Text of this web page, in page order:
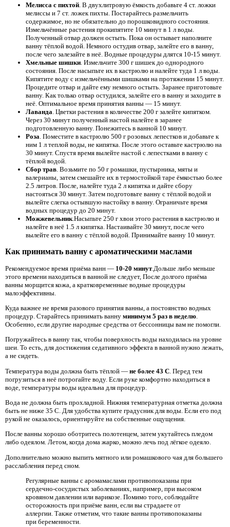
Мелисса с пихтой . В двухлитровую ёмкость добавьте 4 ст. ложки
мелиссы и 7 ст. ложек пихты. Постарайтесь размельчить
содержимое, но не обязательно до порошковидного состояния.
Измельчённые растения прокипятите 10 минут в 1 л воды.
Полученный отвар должен остыть. Пока он остывает наполните
ванну тёплой водой. Немного остудив отвар, залейте его в ванну,
после чего залезайте в неё. Водные процедуры длятся 10-15 минут.
Хмельные шишки . Измельчите 300 г шишек до однородного
состояния. После насыпьте их в кастрюлю и налейте туда 1 л воды.
Кипятите воду с измельчёнными шишками на протяжении 15 минут.
Процедите отвар и дайте ему немного остыть. Заранее приготовьте
ванну. Как только отвар остудился, залейте его в ванну и заходите в
неё. Оптимальное время принятия ванны — 15 минут.
Лаванда . Цветки растения в количестве 200 г залейте кипятком.
Через 30 минут полученный настой налейте в заранее
подготовленную ванну. Понежитесь в ванной 10 минут.
Роза . Поместите в кастрюлю 500 г розовых лепестков и добавьте к
ним 1 л теплой воды, не кипятка. После этого оставьте кастрюлю на
30 минут. Спустя время вылейте настой с лепестками в ванну с
тёплой водой.
Сбор трав . Возьмите по 50 г ромашки, пустырника, мяты и
валерианы, затем смешайте их в термостойкой таре ёмкостью более
2.5 литров. После, налейте туда 2 л кипятка и дайте сбору
настояться 30 минут. Затем подготовьте ванну с тёплой водой и
вылейте слегка остывшую настойку в ванну. Ограничьте время
водных процедур до 20 минут.
Можжевельник .Насыпьте 250 г хвои этого растения в кастрюлю и
налейте в неё 1.5 л кипятка. Настаивайте 30 минут, после чего
вылейте его в ванну с тёплой водой. Принимайте ванну 10 минут.
Как принимать ванну с ароматическими маслами
Рекомендуемое время приёма ванн — 10-20 минут.Дольше либо меньше
этого времени находиться в ванной не следует, После долгого приёма
ванны морщится кожа, а кратковременные водные процедуры
малоэффективны.
Куда важнее не время разового принятия ванны, а постоянство водных
процедур. Старайтесь принимать ванну минимум 5 раз в неделю.
Особенно, если другие народные средства от бессонницы вам не помогли.
Погружайтесь в ванну так, чтобы поверхность воды находилась на уровне
шеи. То есть, для достижения седативного эффекта в ванной нужно лежать,
а не сидеть.
Температура воды должна быть тёплой — не более 43 С . Перед тем
погрузиться в неё потрогайте воду. Если руке комфортно находиться в
воде, температуры воды идеальна для процедур.
Вода не должна быть прохладной. Нижняя температурная отметка должна
быть не ниже 35 С. Для удобства купите градусник для воды. Если его под
рукой не оказалось, ориентируйте на собственные ощущения.
После ванны хорошо оботритесь полотенцем, затем укутайтесь пледом
либо одеялом. Летом, когда дома жарко, можно лечь под лёгкое одеяло.
Дополнительно можно выпить мятного или ромашкового чая для большего
расслабления перед сном.
Регулярные ванны с аромамаслами противопоказаны при
сердечно-сосудистых заболеваниях, например, при высоком
кровяном давлении или варикозе. Помимо того, соблюдайте
осторожность при приёме ванн, если вы страдаете от
аллергии. Также отметим, что такие ванны противопоказаны
при беременности.